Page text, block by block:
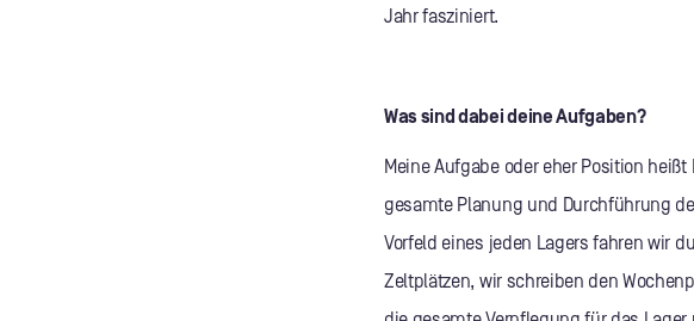
Jahr fasziniert.
Was sind dabei deine Aufgaben?
Meine Aufgabe oder eher Position
gesamte Planung und Durchführung
Vorfeld eines jeden Lagers fahren wir
Zeltplätzen, wir schreiben den